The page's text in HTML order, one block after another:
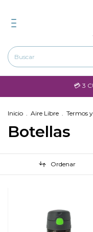
💳 3
Inicio . Aire Libre . Termos
Botellas
Ordenar